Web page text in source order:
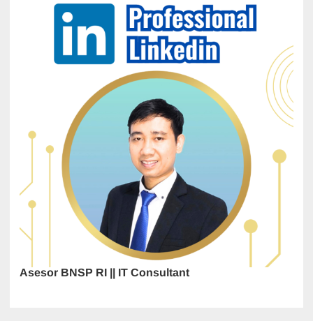
Asesor BNSP RI || IT Consultant